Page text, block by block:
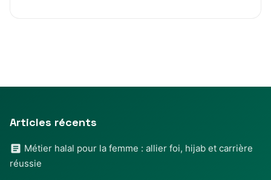
Articles récents
Métier halal pour la femme : allier foi, hijab et carrière
réussie